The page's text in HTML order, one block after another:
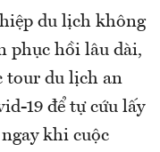
du lịch không
phục hồi lâu dài,
tour du lịch an
19 để tự cứu lấy
khi cuộc